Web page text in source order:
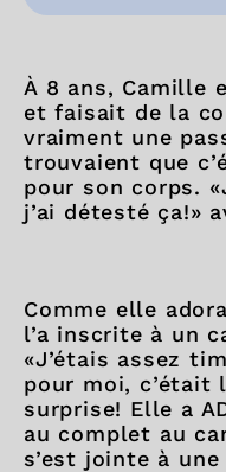
À 8 ans, Camille
et faisait de la
vraiment une
trouvaient que
pour son corps.
j’ai détesté ça!»
Comme elle
l’a inscrite à un
«J’étais assez
pour moi, c’était
surprise! Elle a
au complet au
s’est jointe à